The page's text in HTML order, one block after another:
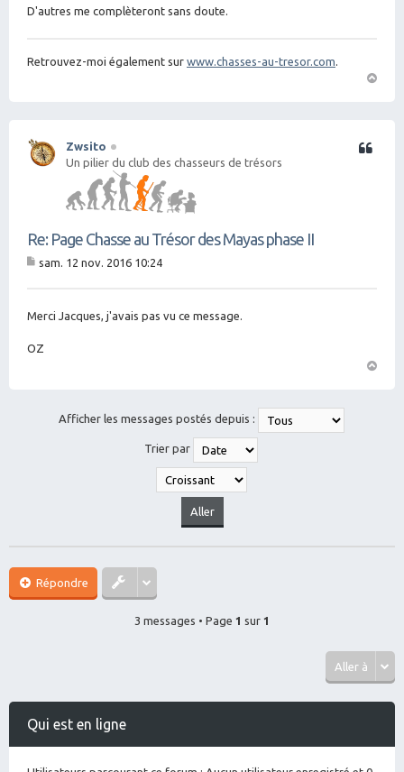
D'autres me complèteront sans doute.
Retrouvez-moi également sur www.chasses-au-tresor.com
Zwsito
Un pilier du club des chasseurs de trésors
Re: Page Chasse au Trésor des Mayas phase II
Citation
g
sam. 12 nov. 2016 10:24
Merci Jacques, j'avais pas vu ce message.
OZ
Afficher les messages postés depuis :
Trier par
Répondre
3 messages • Page 1 sur 1
Aller à
Qui est en ligne